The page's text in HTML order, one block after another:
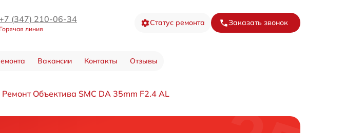
+7 (347) 210-06-34
Горячая линия
Статус ремонта Заказать звонок
Вакансии Контакты Отзывы
Ремонт Объектива SMC DA 35mm F2.4 AL